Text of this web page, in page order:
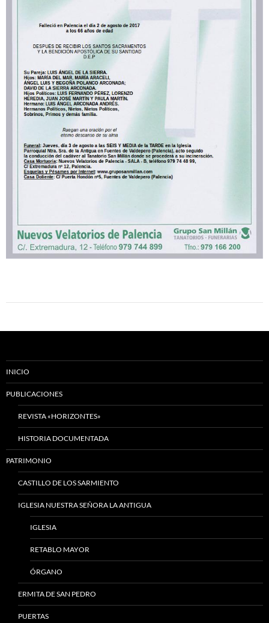
INICIO
PUBLICACIONES
REVISTA «HORIZONTES»
HISTORIA DOCUMENTADA
PATRIMONIO
CASTILLO DE LOS SARMIENTO
IGLESIA NUESTRA SEÑORA LA ANTIGUA
IGLESIA
RETABLO MAYOR
ÓRGANO
ERMITA DE SAN PEDRO
PUERTAS